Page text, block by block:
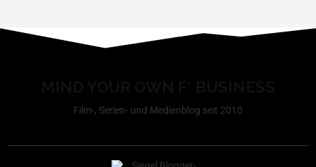
Film-, Serien- und Medienblog seit 2010